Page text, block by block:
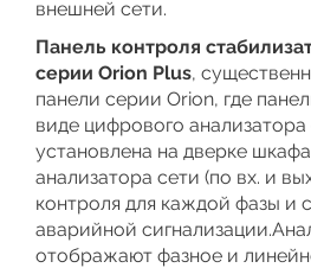
внешней сети.
Панель контроля
серии Orion Plus,
панели серии Orion, где
виде цифрового анализатора
установлена на дверке
анализатора сети (по вх. и
контроля для каждой фазы и
аварийной
отображают фазное и